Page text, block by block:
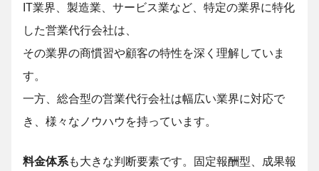
IT業界、製造業、サービス業など、特定の業界に特化
した営業代行会社は、
その業界の商慣習や顧客の特性を深く理解していま
す。
一方、総合型の営業代行会社は幅広い業界に対応で
き、様々なノウハウを持っています。
料金体系も大きな判断要素です。固定報酬型、成果報